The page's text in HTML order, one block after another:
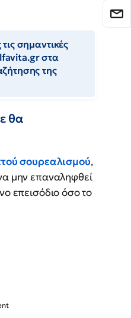
σημαντικές
στα
της
θα
σουρεαλισμού,
μην επαναληφθεί
επεισόδιο όσο το